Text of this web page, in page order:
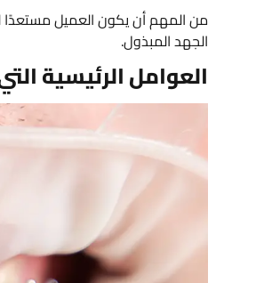
من المهم أن يكون العميل مستعدًا
الجهد المبذول.
العوامل الرئيسية